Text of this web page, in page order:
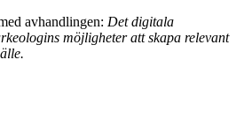
avhandlingen: Det digitala
möjligheter att skapa relevant